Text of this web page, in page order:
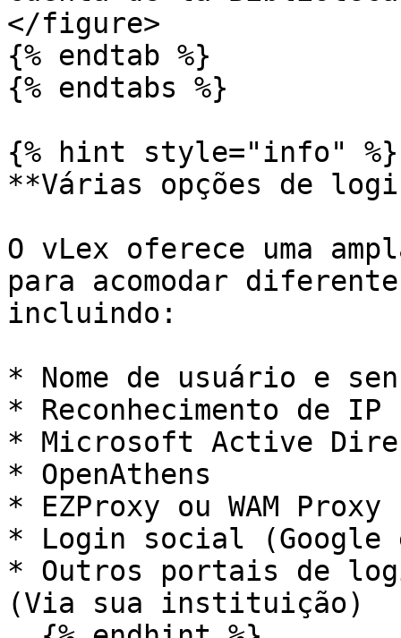
</figure>
{% endtab %}
{% endtabs %}
{% hint style="info" %}
**Várias opções de
O vLex oferece uma
para acomodar
incluindo:
* Nome de usuário e
* Reconhecimento de IP
* Microsoft Active
* OpenAthens
* EZProxy ou WAM Proxy
* Login social (Google
* Outros portais de
(Via sua instituição)